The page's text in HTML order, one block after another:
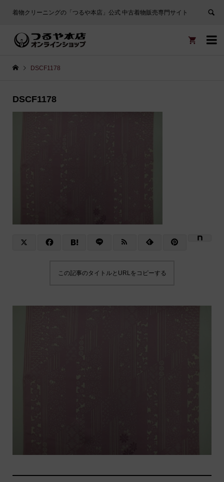
着物クリーニングの「つるや本店」公式 中古着物販売専門サイト


DSCF1178
DSCF1178
この記事のタイトルとURLをコピーする